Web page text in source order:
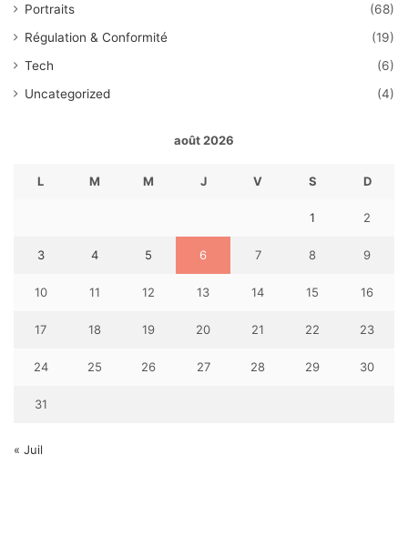
Portraits
(68)
Régulation & Conformité
(19)
Tech
(6)
Uncategorized
(4)
août 2026
L M M J V S D
1 2
3 4 5 6 7 8 9
10 11 12 13 14 15 16
17 18 19 20 21 22 23
24 25 26 27 28 29 30
31
« Juil